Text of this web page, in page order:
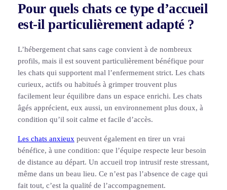
Pour quels chats ce type d’accueil
est-il particulièrement adapté ?
L’hébergement chat sans cage convient à de nombreux
profils, mais il est souvent particulièrement bénéfique pour
les chats qui supportent mal l’enfermement strict. Les chats
curieux, actifs ou habitués à grimper trouvent plus
facilement leur équilibre dans un espace enrichi. Les chats
âgés apprécient, eux aussi, un environnement plus doux, à
condition qu’il soit calme et facile d’accès.
Les chats anxieux peuvent également en tirer un vrai
bénéfice, à une condition: que l’équipe respecte leur besoin
de distance au départ. Un accueil trop intrusif reste stressant,
même dans un beau lieu. Ce n’est pas l’absence de cage qui
fait tout, c’est la qualité de l’accompagnement.